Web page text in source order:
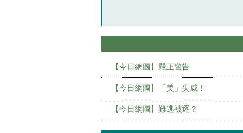
【今日網圖】嚴正警告
【今日網圖】「美」失威！
【今日網圖】難逃被逐？